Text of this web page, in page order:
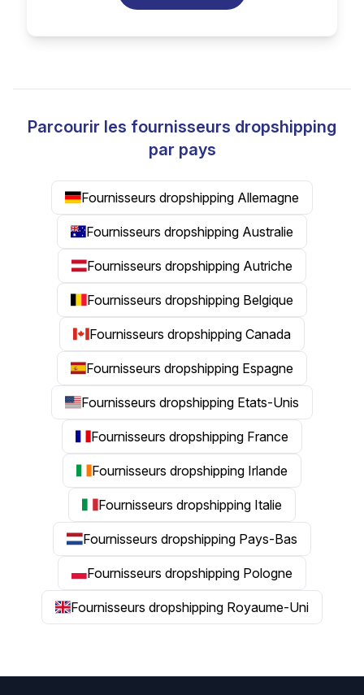
Parcourir les fournisseurs dropshipping
par pays
Fournisseurs dropshipping Allemagne
Fournisseurs dropshipping Australie
Fournisseurs dropshipping Autriche
Fournisseurs dropshipping Belgique
Fournisseurs dropshipping Canada
Fournisseurs dropshipping Espagne
Fournisseurs dropshipping Etats-Unis
Fournisseurs dropshipping France
Fournisseurs dropshipping Irlande
Fournisseurs dropshipping Italie
Fournisseurs dropshipping Pays-Bas
Fournisseurs dropshipping Pologne
Fournisseurs dropshipping Royaume-Uni